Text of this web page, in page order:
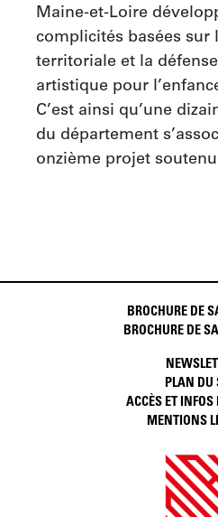
Maine-et-Loire
complicités basées sur
territoriale et la
artistique pour
C’est ainsi qu’une
du département
onzième projet
BROCHURE DE
BROCHURE DE
PLAN DU
ACCÈS ET INFOS
MENTIONS